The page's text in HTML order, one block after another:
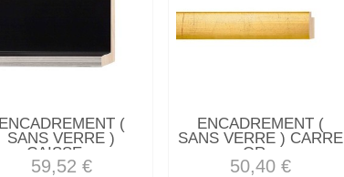
ENCADREMENT (
SANS VERRE )
CAISSE...
59,52 €
ENCADREMENT (
SANS VERRE ) CARRE
OR...
50,40 €